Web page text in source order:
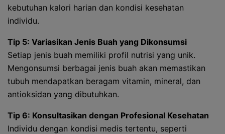
kebutuhan kalori harian dan kondisi kesehatan
individu.
Tip 5: Variasikan Jenis Buah yang Dikonsumsi
Setiap jenis buah memiliki profil nutrisi yang unik.
Mengonsumsi berbagai jenis buah akan memastikan
tubuh mendapatkan beragam vitamin, mineral, dan
antioksidan yang dibutuhkan.
Tip 6: Konsultasikan dengan Profesional Kesehatan
Individu dengan kondisi medis tertentu, seperti